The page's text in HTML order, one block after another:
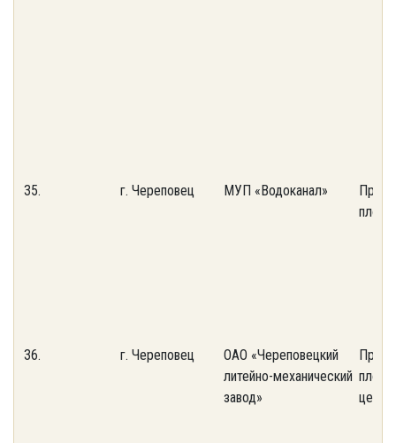
35. г. Череповец МУП «Водоканал»
36. г. Череповец
ОАО «Череповецкий
литейно-механический
завод»
цех